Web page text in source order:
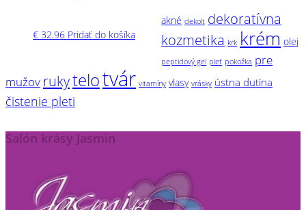
€ 32.96 Pridať do košíka
akné dekolt dekoratívna
kozmetika krk krém olej
peptidový gel pleť pokožka pre
mužov rukytelotvár vitamíny vlasy vrásky ústna dutina
čistenie pleti
Salón krásy Jasmin